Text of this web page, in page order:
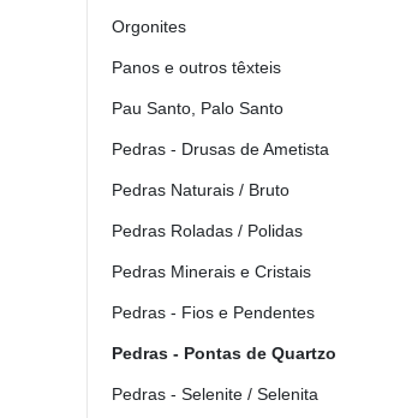
Orgonites
Panos e outros têxteis
Pau Santo, Palo Santo
Pedras - Drusas de Ametista
Pedras Naturais / Bruto
Pedras Roladas / Polidas
Pedras Minerais e Cristais
Pedras - Fios e Pendentes
Pedras - Pontas de Quartzo
Pedras - Selenite / Selenita